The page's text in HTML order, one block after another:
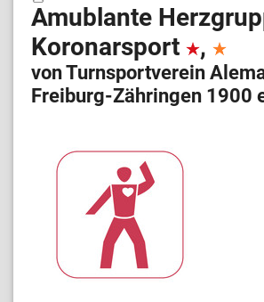
Amublante
Koronarsport
,
von Turnsportverein
Freiburg-Zähringen 1900